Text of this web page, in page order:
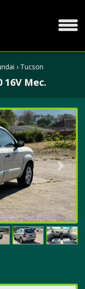
› Tucson
Mec.